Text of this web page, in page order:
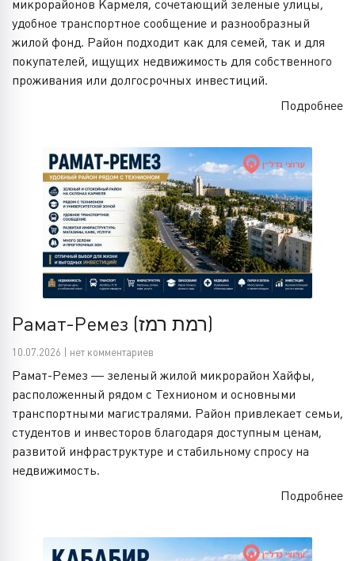
микрорайонов Кармеля, сочетающий зеленые улицы,
удобное транспортное сообщение и разнообразный
жилой фонд. Район подходит как для семей, так и для
покупателей, ищущих недвижимость для собственного
проживания или долгосрочных инвестиций.
Подробнее
Рамат-Ремез (רמת רמז)
10.07.2026 | нет комментариев
Рамат-Ремез — зеленый жилой микрорайон Хайфы,
расположенный рядом с Технионом и основными
транспортными магистралями. Район привлекает семьи,
студентов и инвесторов благодаря доступным ценам,
развитой инфраструктуре и стабильному спросу на
недвижимость.
Подробнее